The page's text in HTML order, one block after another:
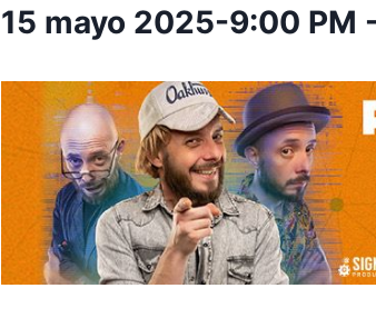
15 mayo 2025-9:00 PM